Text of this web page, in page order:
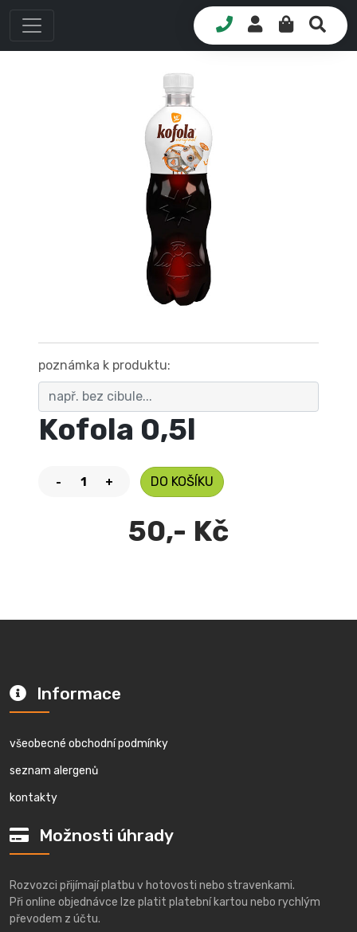
poznámka k produktu:
Kofola 0,5l
- + DO KOŠÍKU
50,- Kč
Informace
všeobecné obchodní podmínky
seznam alergenů
kontakty
Možnosti úhrady
Rozvozci přijímají platbu v hotovosti nebo stravenkami.
Při online objednávce lze platit platební kartou nebo rychlým
převodem z účtu.